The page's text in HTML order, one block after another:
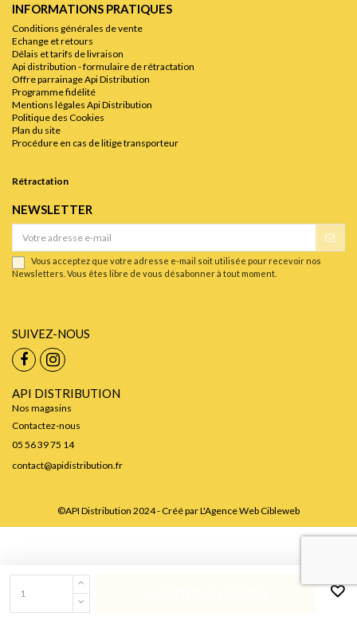
INFORMATIONS PRATIQUES
Conditions générales de vente
Echange et retours
Délais et tarifs de livraison
Api distribution - formulaire de rétractation
Offre parrainage Api Distribution
Programme fidélité
Mentions légales Api Distribution
Politique des Cookies
Plan du site
Procédure en cas de litige transporteur
Rétractation
NEWSLETTER
Vous acceptez que votre adresse e-mail soit utilisée pour recevoir nos
Newsletters. Vous êtes libre de vous désabonner à tout moment.
SUIVEZ-NOUS
API DISTRIBUTION
Nos magasins
Contactez-nous
05 56 39 75 14
contact@apidistribution.fr
©API Distribution 2024 - Créé parL'Agence Web Cibleweb